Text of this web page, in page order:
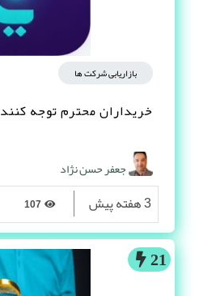
بازاریابی شرکت ها
خریداران محترم توجه کنند
جعفر حسن نژاد
3 هفته پیش
21